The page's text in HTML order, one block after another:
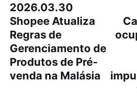
2026.03.30
Shopee Atualiza
Regras de
Gerenciamento de
Produtos de Pré-
venda na Malásia